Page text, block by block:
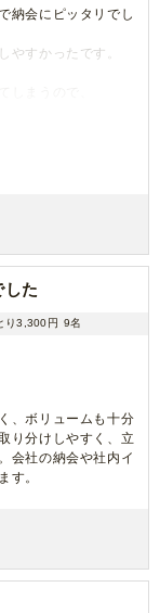
納会にピッタリでし
やすかったです。
しまうので、
いました。
も利用させていただ
た
り3,300円 9名
、ボリュームも十分
り分けしやすく、立
会社の納会や社内イ
す。